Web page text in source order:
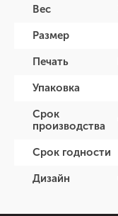
Вес
Размер
Печать
Упаковка
Срок
производства
Срок годности
Дизайн